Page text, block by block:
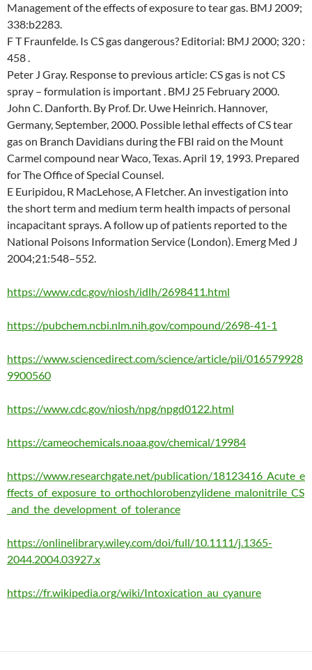
Management of the effects of exposure to tear gas. BMJ 2009;
338:b2283.
F T Fraunfelde. Is CS gas dangerous? Editorial: BMJ 2000; 320 :
458 .
Peter J Gray. Response to previous article: CS gas is not CS
spray – formulation is important . BMJ 25 February 2000.
John C. Danforth. By Prof. Dr. Uwe Heinrich. Hannover,
Germany, September, 2000. Possible lethal effects of CS tear
gas on Branch Davidians during the FBI raid on the Mount
Carmel compound near Waco, Texas. April 19, 1993. Prepared
for The Office of Special Counsel.
E Euripidou, R MacLehose, A Fletcher. An investigation into
the short term and medium term health impacts of personal
incapacitant sprays. A follow up of patients reported to the
National Poisons Information Service (London). Emerg Med J
2004;21:548–552.
https://www.cdc.gov/niosh/idlh/2698411.html
https://pubchem.ncbi.nlm.nih.gov/compound/2698-41-1
https://www.sciencedirect.com/science/article/pii/016579928
9900560
https://www.cdc.gov/niosh/npg/npgd0122.html
https://cameochemicals.noaa.gov/chemical/19984
https://www.researchgate.net/publication/18123416_Acute_e
ffects_of_exposure_to_orthochlorobenzylidene_malonitrile_CS
_and_the_development_of_tolerance
https://onlinelibrary.wiley.com/doi/full/10.1111/j.1365-
2044.2004.03927.x
https://fr.wikipedia.org/wiki/Intoxication_au_cyanure